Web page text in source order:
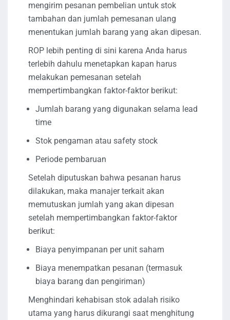
mengirim pesanan pembelian untuk stok
tambahan dan jumlah pemesanan ulang
menentukan jumlah barang yang akan dipesan.
ROP lebih penting di sini karena Anda harus
terlebih dahulu menetapkan kapan harus
melakukan pemesanan setelah
mempertimbangkan faktor-faktor berikut:
Jumlah barang yang digunakan selama lead
time
Stok pengaman atau safety stock
Periode pembaruan
Setelah diputuskan bahwa pesanan harus
dilakukan, maka manajer terkait akan
memutuskan jumlah yang akan dipesan
setelah mempertimbangkan faktor-faktor
berikut:
Biaya penyimpanan per unit saham
Biaya menempatkan pesanan (termasuk
biaya barang dan pengiriman)
Menghindari kehabisan stok adalah risiko
utama yang harus dikurangi saat menghitung